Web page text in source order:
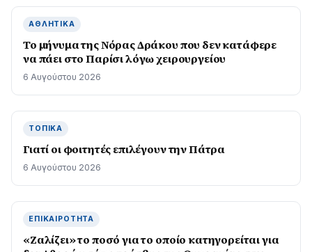
ΑΘΛΗΤΙΚΆ
Το μήνυμα της Νόρας Δράκου που δεν κατάφερε
να πάει στο Παρίσι λόγω χειρουργείου
6 Αυγούστου 2026
ΤΟΠΙΚΆ
Γιατί οι φοιτητές επιλέγουν την Πάτρα
6 Αυγούστου 2026
ΕΠΙΚΑΙΡΌΤΗΤΑ
«Ζαλίζει» το ποσό για το οποίο κατηγορείται για